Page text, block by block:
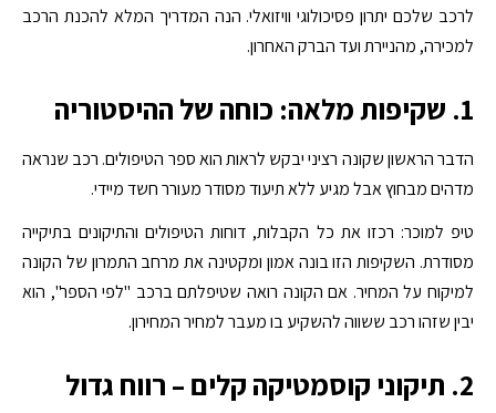
לרכב שלכם יתרון פסיכולוגי וויזואלי. הנה המדריך המלא להכנת הרכב
למכירה, מהניירת ועד הברק האחרון.
1. שקיפות מלאה: כוחה של ההיסטוריה
הדבר הראשון שקונה רציני יבקש לראות הוא ספר הטיפולים. רכב שנראה
מדהים מבחוץ אבל מגיע ללא תיעוד מסודר מעורר חשד מיידי.
טיפ למוכר: רכזו את כל הקבלות, דוחות הטיפולים והתיקונים בתיקייה
מסודרת. השקיפות הזו בונה אמון ומקטינה את מרחב התמרון של הקונה
למיקוח על המחיר. אם הקונה רואה שטיפלתם ברכב "לפי הספר", הוא
יבין שזהו רכב ששווה להשקיע בו מעבר למחיר המחירון.
2. תיקוני קוסמטיקה קלים – רווח גדול